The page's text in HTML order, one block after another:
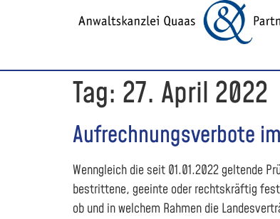
Tag: 27. April 2022
Aufrechnungsverbote
Wenngleich die seit 01.01.2022 geltende
bestrittene, geeinte oder rechtskräftig
ob und in welchem Rahmen die